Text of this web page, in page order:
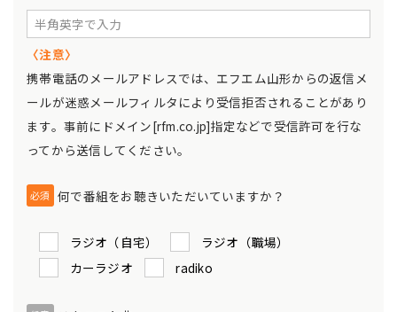
〈注意〉
携帯電話のメールアドレスでは、エフエム山形からの返信メ
ールが迷惑メールフィルタにより受信拒否されることがあり
ます。事前にドメイン[rfm.co.jp]指定などで受信許可を行な
ってから送信してください。
必須 何で番組をお聴きいただいていますか？
ラジオ（自宅）
ラジオ（職場）
カーラジオ
radiko